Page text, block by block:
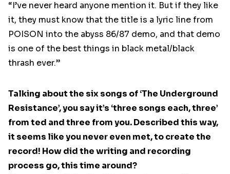
“I’ve never heard anyone mention it. But if they like
it, they must know that the title is a lyric line from
POISON into the abyss 86/87 demo, and that demo
is one of the best things in black metal/black
thrash ever.”
Talking about the six songs of ‘The Underground
Resistance’, you say it’s ‘three songs each, three’
from ted and three from you. Described this way,
it seems like you never even met, to create the
record! How did the writing and recording
process go, this time around?